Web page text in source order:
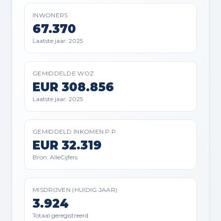
INWONERS
67.370
Laatste jaar: 2025
GEMIDDELDE WOZ
EUR 308.856
Laatste jaar: 2025
GEMIDDELD INKOMEN P.P.
EUR 32.319
Bron: AlleCijfers
MISDRIJVEN (HUIDIG JAAR)
3.924
Totaal geregistreerd